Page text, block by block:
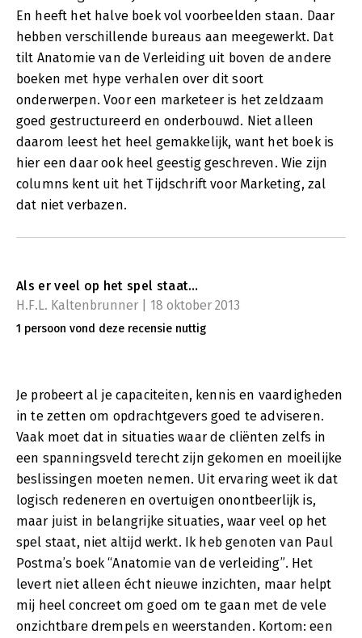
En heeft het halve boek vol voorbeelden staan. Daar
hebben verschillende bureaus aan meegewerkt. Dat
tilt Anatomie van de Verleiding uit boven de andere
boeken met hype verhalen over dit soort
onderwerpen. Voor een marketeer is het zeldzaam
goed gestructureerd en onderbouwd. Niet alleen
daarom leest het heel gemakkelijk, want het boek is
hier een daar ook heel geestig geschreven. Wie zijn
columns kent uit het Tijdschrift voor Marketing, zal
dat niet verbazen.
Als er veel op het spel staat…
H.F.L. Kaltenbrunner | 18 oktober 2013
1 persoon vond deze recensie nuttig
Je probeert al je capaciteiten, kennis en vaardigheden
in te zetten om opdrachtgevers goed te adviseren.
Vaak moet dat in situaties waar de cliënten zelfs in
een spanningsveld terecht zijn gekomen en moeilijke
beslissingen moeten nemen. Uit ervaring weet ik dat
logisch redeneren en overtuigen onontbeerlijk is,
maar juist in belangrijke situaties, waar veel op het
spel staat, niet altijd werkt. Ik heb genoten van Paul
Postma’s boek “Anatomie van de verleiding”. Het
levert niet alleen écht nieuwe inzichten, maar helpt
mij heel concreet om goed om te gaan met de vele
onzichtbare drempels en weerstanden. Kortom: een